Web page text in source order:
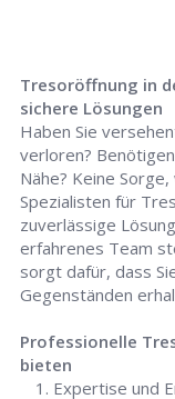
Tresoröffnung in
sichere Lösungen
Haben Sie
verloren?
Nähe? Keine
Spezialisten für
zuverlässige
erfahrenes Team
sorgt dafür, dass
Gegenständen
Professionelle
bieten
Expertise und